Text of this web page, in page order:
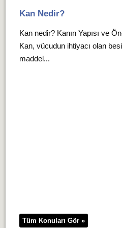
Kan Nedir?
Kan nedir? Kanın Yapısı ve
Kan, vücudun ihtiyacı olan
maddel...
Tüm Konuları Gör »